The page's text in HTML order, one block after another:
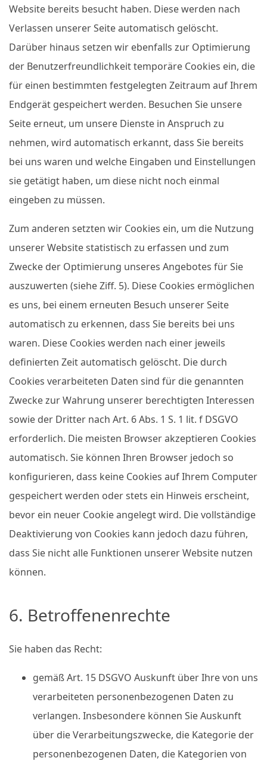
Website bereits besucht haben. Diese werden nach
Verlassen unserer Seite automatisch gelöscht.
Darüber hinaus setzen wir ebenfalls zur Optimierung
der Benutzerfreundlichkeit temporäre Cookies ein, die
für einen bestimmten festgelegten Zeitraum auf Ihrem
Endgerät gespeichert werden. Besuchen Sie unsere
Seite erneut, um unsere Dienste in Anspruch zu
nehmen, wird automatisch erkannt, dass Sie bereits
bei uns waren und welche Eingaben und Einstellungen
sie getätigt haben, um diese nicht noch einmal
eingeben zu müssen.
Zum anderen setzten wir Cookies ein, um die Nutzung
unserer Website statistisch zu erfassen und zum
Zwecke der Optimierung unseres Angebotes für Sie
auszuwerten (siehe Ziff. 5). Diese Cookies ermöglichen
es uns, bei einem erneuten Besuch unserer Seite
automatisch zu erkennen, dass Sie bereits bei uns
waren. Diese Cookies werden nach einer jeweils
definierten Zeit automatisch gelöscht. Die durch
Cookies verarbeiteten Daten sind für die genannten
Zwecke zur Wahrung unserer berechtigten Interessen
sowie der Dritter nach Art. 6 Abs. 1 S. 1 lit. f DSGVO
erforderlich. Die meisten Browser akzeptieren Cookies
automatisch. Sie können Ihren Browser jedoch so
konfigurieren, dass keine Cookies auf Ihrem Computer
gespeichert werden oder stets ein Hinweis erscheint,
bevor ein neuer Cookie angelegt wird. Die vollständige
Deaktivierung von Cookies kann jedoch dazu führen,
dass Sie nicht alle Funktionen unserer Website nutzen
können.
6. Betroffenenrechte
Sie haben das Recht:
gemäß Art. 15 DSGVO Auskunft über Ihre von uns
verarbeiteten personenbezogenen Daten zu
verlangen. Insbesondere können Sie Auskunft
über die Verarbeitungszwecke, die Kategorie der
personenbezogenen Daten, die Kategorien von